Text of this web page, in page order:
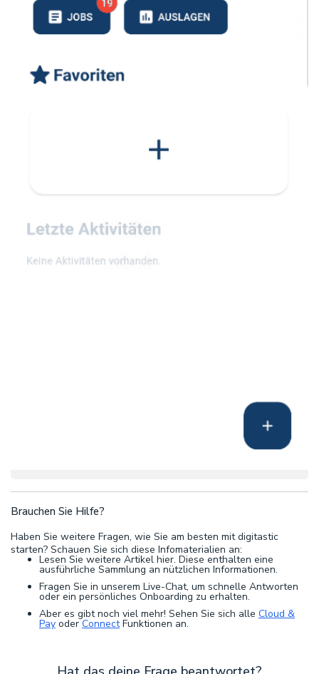
Brauchen Sie Hilfe?
Haben Sie weitere Fragen, wie Sie am besten mit digitastic
starten? Schauen Sie sich diese Infomaterialien an:
Lesen Sie weitere Artikel hier. Diese enthalten eine
ausführliche Sammlung an nützlichen Informationen.
Fragen Sie in unserem Live-Chat, um schnelle Antworten
oder ein persönliches Onboarding zu erhalten.
Aber es gibt noch viel mehr! Sehen Sie sich alle Cloud &
Pay oderConnectFunktionen an.